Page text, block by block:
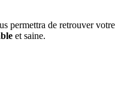
permettra de retrouver votre
et saine.